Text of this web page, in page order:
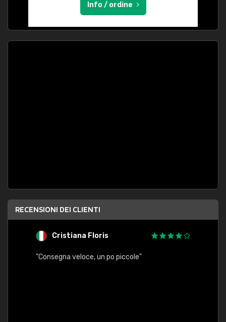
Info / ordine
RECENSIONI DEI CLIENTI
Cristiana Floris
"Consegna veloce, un po piccole"